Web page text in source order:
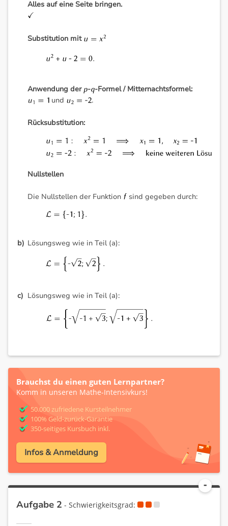
Alles auf eine Seite bringen.
Substitution mit
Anwendung der - -Formel / Mitternachtsformel:
und
.
Rücksubstitution:
Nullstellen
Die Nullstellen der Funktion sind gegeben durch:
Lösungsweg wie in Teil (a):
Lösungsweg wie in Teil (a):
Brauchst du einen guten Lernpartner?
Komm in unseren Mathe-Intensivkurs!
50.000 zufriedene Kursteilnehmer
100% Geld-zurück-Garantie
350-seitiges Kursbuch inkl.
Infos & Anmeldung
Aufgabe 2 - Schwierigkeitsgrad: